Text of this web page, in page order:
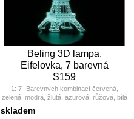
Beling 3D lampa,
Eifelovka, 7 barevná
S159
1: 7- Barevných kombinací červená,
zelená, modrá, žlutá, azurová, růžová, bílá
rozsvítí jedna barva, stisknutím tlačítka se
skladem